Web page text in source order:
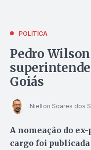
POLÍTICA
Pedro
Goiás
Nielton Soares dos
A nomeação do
cargo foi